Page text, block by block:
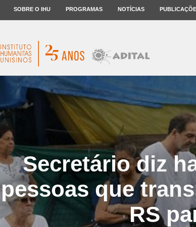
SOBRE O IHU PROGRAMAS NOTÍCIAS
Secretário diz
pessoas que
RS